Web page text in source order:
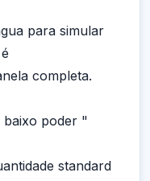
para simular
completa.
poder "
standard